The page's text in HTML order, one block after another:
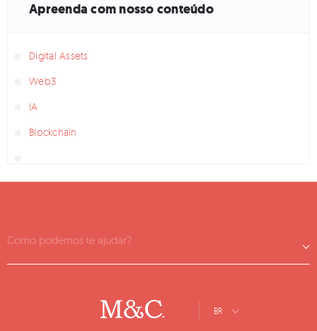
Apreenda com nosso conteúdo
Digital Assets
Web3
IA
Blockchain
Como podemos te ajudar?
BR